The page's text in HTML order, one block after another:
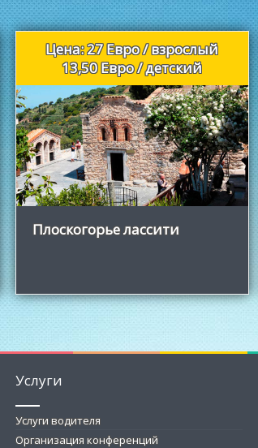
Цена: 27 Евро / взрослый
13,50 Евро / детский
Узнать больше
Плоскогорье лассити
Услуги
Услуги водителя
Организация конференций